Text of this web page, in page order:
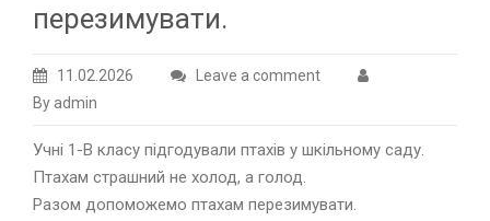
перезимувати.
11.02.2026
Leave a comment
By admin
Учні 1-В класу підгодували птахів у шкільному саду.
Птахам страшний не холод, а голод.
Разом допоможемо птахам перезимувати.